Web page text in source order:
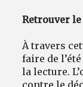
Retrouver
À travers
faire de
la lecture.
contre le